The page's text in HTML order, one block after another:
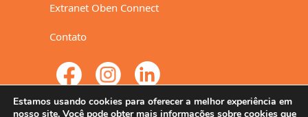
Extranet Oben Connect
Contato
Estamos usando cookies para oferecer a melhor experiência em
nosso site. Você pode obter mais informações sobre cookies que